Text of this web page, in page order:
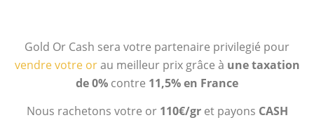
Gold Or Cash sera votre partenaire privilegié pour
vendre votre orau meilleur prix grâce à une taxation
de 0% contre 11,5% en France
Nous rachetons votre or 110€/gr et payons CASH